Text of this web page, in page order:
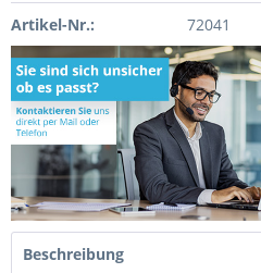
Artikel-Nr.: 72041
Beschreibung